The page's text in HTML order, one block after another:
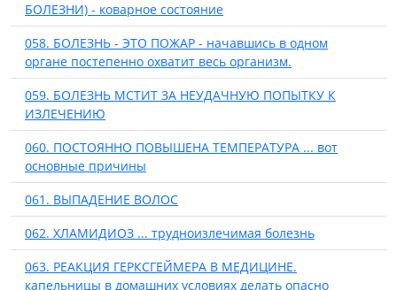
БОЛЕЗНИ) - коварное состояние
058. БОЛЕЗНЬ - ЭТО ПОЖАР - начавшись в одном
органе постепенно охватит весь организм.
059. БОЛЕЗНЬ МСТИТ ЗА НЕУДАЧНУЮ ПОПЫТКУ К
ИЗЛЕЧЕНИЮ
060. ПОСТОЯННО ПОВЫШЕНА ТЕМПЕРАТУРА ... вот
основные причины
061. ВЫПАДЕНИЕ ВОЛОС
062. ХЛАМИДИОЗ ... трудноизлечимая болезнь
063. РЕАКЦИЯ ГЕРКСГЕЙМЕРА В МЕДИЦИНЕ.
капельницы в домашних условиях делать опасно